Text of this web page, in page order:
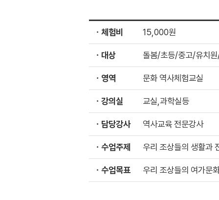
ㆍ체험비 15,000원
ㆍ대상 돌봄/초등/중고/유치
ㆍ영역 문화 역사체험교실
ㆍ강의실 교실,과학실등
ㆍ담당강사 역사교육 전문강사
ㆍ수업주제 우리 조상들의 생활과
ㆍ수업목표 우리 조상들의 여가문